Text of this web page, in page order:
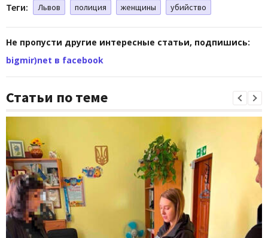
Теги: Львов полиция женщины убийство
Не пропусти другие интересные статьи, подпишись:
bigmir)net в facebook
Статьи по теме